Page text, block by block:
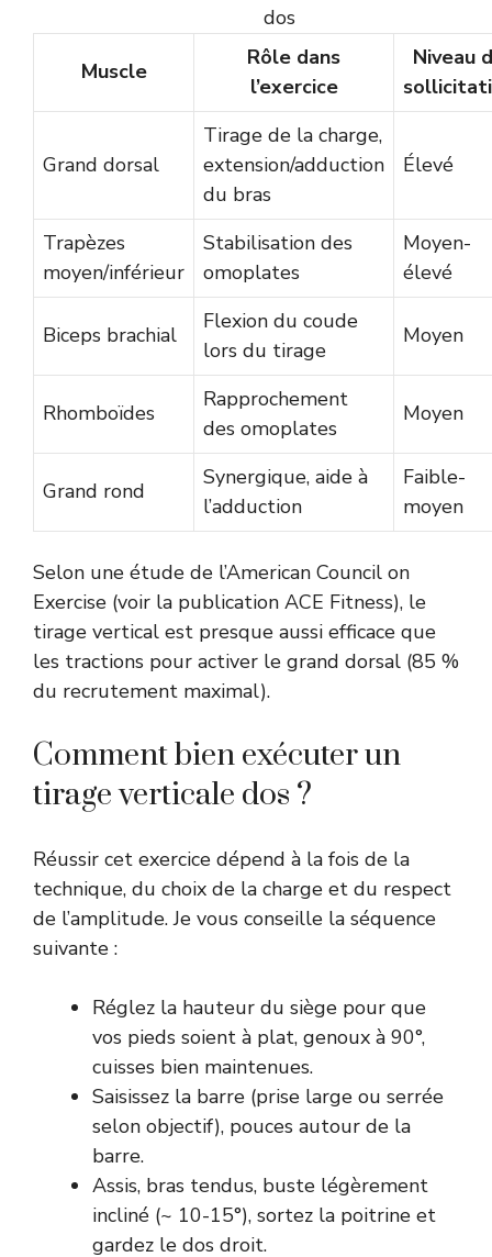
dos
Muscle
Rôle dans
l’exercice
Niveau
Grand dorsal
Tirage de la charge,
extension/adduction
du bras
Élevé
Trapèzes
moyen/inférieur
Stabilisation des
omoplates
Moyen-
élevé
Biceps brachial
Flexion du coude
lors du tirage
Moyen
Rhomboïdes
Rapprochement
des omoplates
Moyen
Grand rond
Synergique, aide à
l’adduction
Faible-
moyen
Selon une étude de l’American Council on
Exercise (voir la publication ACE Fitness), le
tirage vertical est presque aussi efficace que
les tractions pour activer le grand dorsal (85 %
du recrutement maximal).
Comment bien exécuter un
tirage verticale dos ?
Réussir cet exercice dépend à la fois de la
technique, du choix de la charge et du respect
de l’amplitude. Je vous conseille la séquence
suivante :
Réglez la hauteur du siège pour que
vos pieds soient à plat, genoux à 90°,
cuisses bien maintenues.
Saisissez la barre (prise large ou serrée
selon objectif), pouces autour de la
barre.
Assis, bras tendus, buste légèrement
incliné (~ 10-15°), sortez la poitrine et
gardez le dos droit.